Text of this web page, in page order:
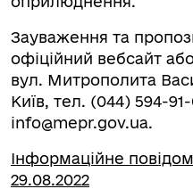
Зауваження та
офіційний вебсайт
вул. Митрополита
Київ, тел. (044) 594-
info@mepr.gov.ua.
Інформаційне
29.08.2022